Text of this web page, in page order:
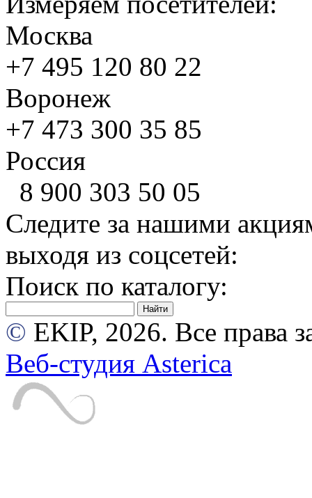
Москва
+7 495 120 80 22
Воронеж
+7 473 300 35 85
Россия
8 900 303 50 05
Следите за нашими
выходя из соцсетей:
Поиск по каталогу:
© EKIP, 2026. Все права
Веб-студия Asterica